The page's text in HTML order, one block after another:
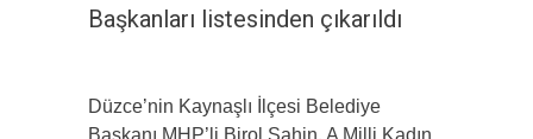
Başkanları listesinden çıkarıldı
Düzce’nin Kaynaşlı İlçesi Belediye